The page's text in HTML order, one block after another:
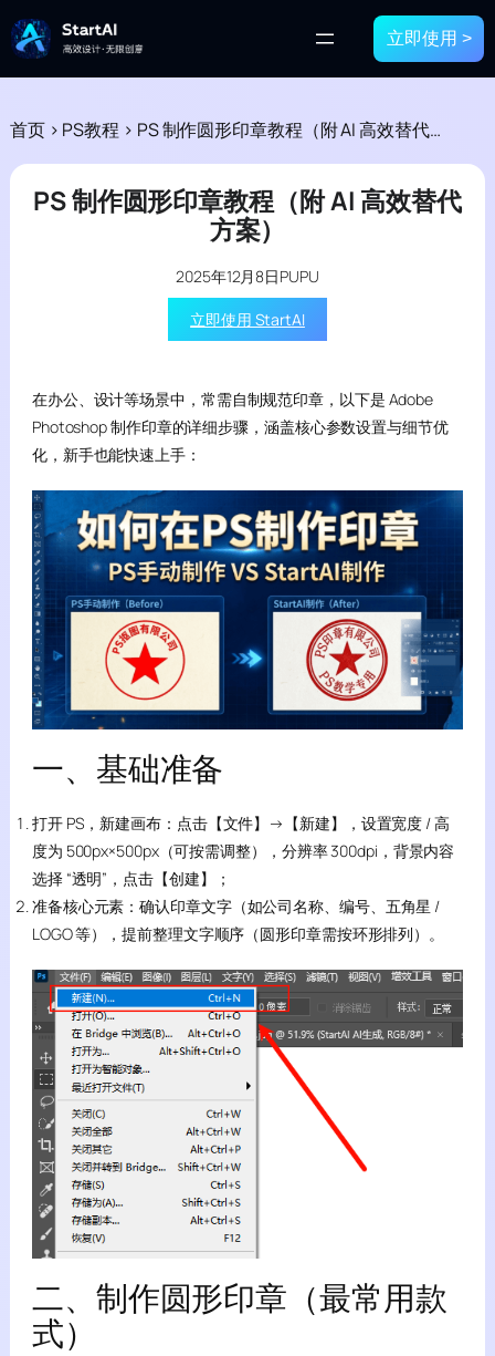
立即使用 >
首页 > PS教程 > PS 制作圆形印章教程（附 AI 高效替代方案）
PS 制作圆形印章教程（附 AI 高效替代
方案）
2025年12月8日PUPU
立即使用 StartAI
在办公、设计等场景中，常需自制规范印章，以下是 Adobe
Photoshop 制作印章的详细步骤，涵盖核心参数设置与细节优
化，新手也能快速上手：
一、基础准备
打开 PS，新建画布：点击【文件】→【新建】，设置宽度 / 高
度为 500px×500px（可按需调整），分辨率 300dpi，背景内容
选择 “透明”，点击【创建】；
准备核心元素：确认印章文字（如公司名称、编号、五角星 /
LOGO 等），提前整理文字顺序（圆形印章需按环形排列）。
二、制作圆形印章（最常用款
式）